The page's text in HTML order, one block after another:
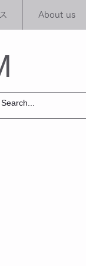
About us